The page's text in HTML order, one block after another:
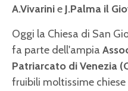
A.Vivarinie J.Palma il
Oggi la Chiesa di San
fa parte dell'ampia
Patriarcato di Venezia
fruibili moltissime